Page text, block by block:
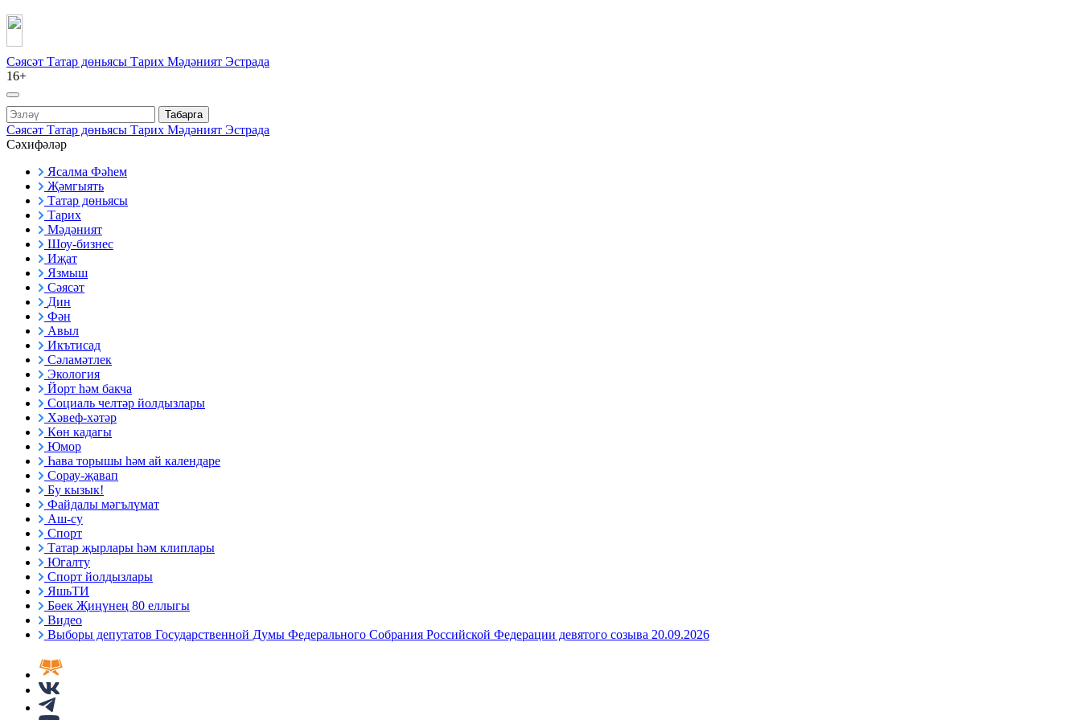
Сәясәт Татар дөньясы Тарих Мәдәният Эстрада
16+
Табарга
Сәясәт Татар дөньясы Тарих Мәдәният Эстрада
Сәхифәләр
Ясалма Фәһем
Җәмгыять
Татар дөньясы
Тарих
Мәдәният
Шоу-бизнес
Иҗат
Язмыш
Сәясәт
Дин
Фән
Авыл
Икътисад
Сәламәтлек
Экология
Йорт һәм бакча
Социаль челтәр йолдызлары
Хәвеф-хәтәр
Көн кадагы
Юмор
Һава торышы һәм ай календаре
Сорау-җавап
Бу кызык!
Файдалы мәгълүмат
Аш-су
Спорт
Татар җырлары һәм клиплары
Югалту
Спорт йолдызлары
ЯшьТИ
Бөек Җиңүнең 80 еллыгы
Видео
Выборы депутатов Государственной Думы Федерального Собрания Российской Федерации девятого созыва 20.09.2026